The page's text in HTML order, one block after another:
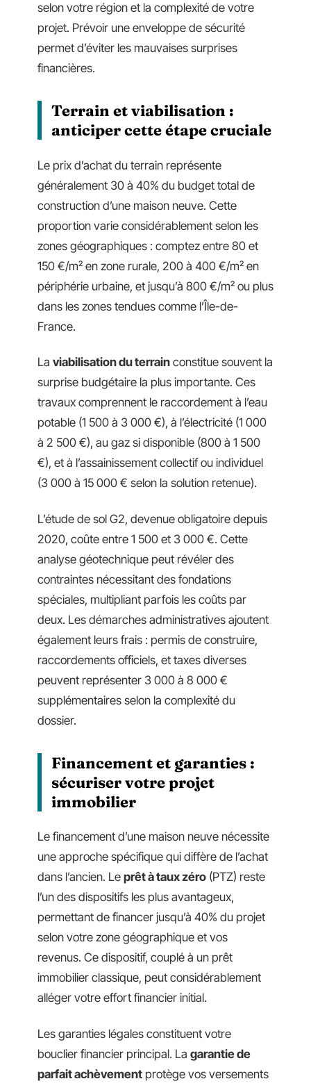
selon votre région et la complexité de votre
projet. Prévoir une enveloppe de sécurité
permet d’éviter les mauvaises surprises
financières.
Terrain et viabilisation :
anticiper cette étape cruciale
Le prix d’achat du terrain représente
généralement 30 à 40% du budget total de
construction d’une maison neuve. Cette
proportion varie considérablement selon les
zones géographiques : comptez entre 80 et
150 €/m² en zone rurale, 200 à 400 €/m² en
périphérie urbaine, et jusqu’à 800 €/m² ou plus
dans les zones tendues comme l’Île-de-
France.
La viabilisation du terrain constitue souvent la
surprise budgétaire la plus importante. Ces
travaux comprennent le raccordement à l’eau
potable (1 500 à 3 000 €), à l’électricité (1 000
à 2 500 €), au gaz si disponible (800 à 1 500
€), et à l’assainissement collectif ou individuel
(3 000 à 15 000 € selon la solution retenue).
L’étude de sol G2, devenue obligatoire depuis
2020, coûte entre 1 500 et 3 000 €. Cette
analyse géotechnique peut révéler des
contraintes nécessitant des fondations
spéciales, multipliant parfois les coûts par
deux. Les démarches administratives ajoutent
également leurs frais : permis de construire,
raccordements officiels, et taxes diverses
peuvent représenter 3 000 à 8 000 €
supplémentaires selon la complexité du
dossier.
Financement et garanties :
sécuriser votre projet
immobilier
Le financement d’une maison neuve nécessite
une approche spécifique qui diffère de l’achat
dans l’ancien. Le prêt à taux zéro (PTZ) reste
l’un des dispositifs les plus avantageux,
permettant de financer jusqu’à 40% du projet
selon votre zone géographique et vos
revenus. Ce dispositif, couplé à un prêt
immobilier classique, peut considérablement
alléger votre effort financier initial.
Les garanties légales constituent votre
bouclier financier principal. La garantie de
parfait achèvement protège vos versements